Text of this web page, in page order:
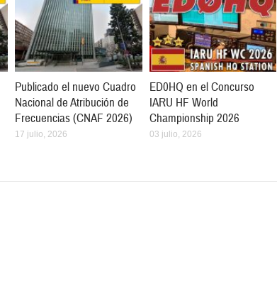
Publicado el nuevo Cuadro
Nacional de Atribución de
Frecuencias (CNAF 2026)
17 julio, 2026
ED0HQ en el Concurso
IARU HF World
Championship 2026
03 julio, 2026